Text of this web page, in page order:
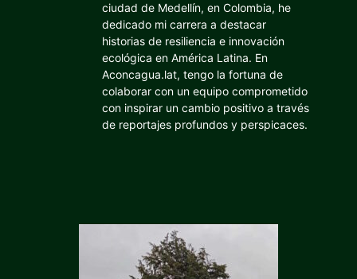
ciudad de Medellín, en Colombia, he
dedicado mi carrera a destacar
historias de resiliencia e innovación
ecológica en América Latina. En
Aconcagua.lat, tengo la fortuna de
colaborar con un equipo comprometido
con inspirar un cambio positivo a través
de reportajes profundos y perspicaces.